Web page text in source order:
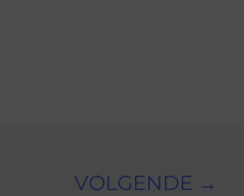
VOLGENDE →